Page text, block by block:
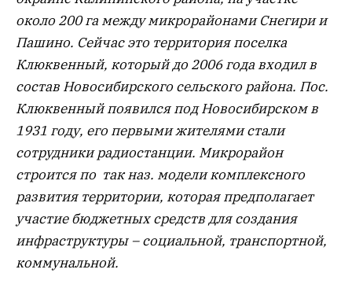
около 200 га между микрорайонами Снегири и
Пашино. Сейчас это территория поселка
Клюквенный, который до 2006 года входил в
состав Новосибирского сельского района. Пос.
Клюквенный появился под Новосибирском в
1931 году, его первыми жителями стали
сотрудники радиостанции. Микрорайон
строится по так наз. модели комплексного
развития территории, которая предполагает
участие бюджетных средств для создания
инфраструктуры – социальной, транспортной,
коммунальной.